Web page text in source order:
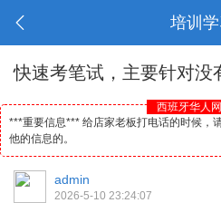
培训学
快速考笔试，主要针对没
西班牙华人
***重要信息*** 给店家老板打电话的时候，
他的信息的。
admin
2026-5-10 23:24:07